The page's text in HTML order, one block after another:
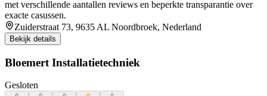
met verschillende aantallen reviews en beperkte transparantie over
exacte casussen.
Zuiderstraat 73, 9635 AL Noordbroek, Nederland
Bekijk details
Bloemert Installatietechniek
Gesloten